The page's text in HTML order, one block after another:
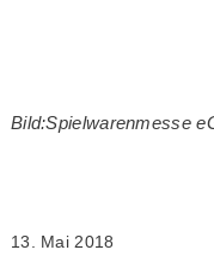
Bild:Spielwarenmesse
13. Mai 2018